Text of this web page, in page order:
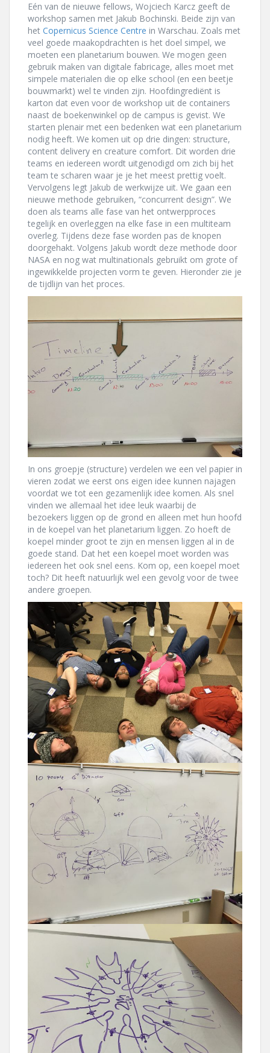
Eén van de nieuwe fellows, Wojciech Karcz geeft de
workshop samen met Jakub Bochinski. Beide zijn van
het Copernicus Science Centre in Warschau. Zoals met
veel goede maakopdrachten is het doel simpel, we
moeten een planetarium bouwen. We mogen geen
gebruik maken van digitale fabricage, alles moet met
simpele materialen die op elke school (en een beetje
bouwmarkt) wel te vinden zijn. Hoofdingrediënt is
karton dat even voor de workshop uit de containers
naast de boekenwinkel op de campus is gevist. We
starten plenair met een bedenken wat een planetarium
nodig heeft. We komen uit op drie dingen: structure,
content delivery en creature comfort. Dit worden drie
teams en iedereen wordt uitgenodigd om zich bij het
team te scharen waar je je het meest prettig voelt.
Vervolgens legt Jakub de werkwijze uit. We gaan een
nieuwe methode gebruiken, “concurrent design”. We
doen als teams alle fase van het ontwerpproces
tegelijk en overleggen na elke fase in een multiteam
overleg. Tijdens deze fase worden pas de knopen
doorgehakt. Volgens Jakub wordt deze methode door
NASA en nog wat multinationals gebruikt om grote of
ingewikkelde projecten vorm te geven. Hieronder zie je
de tijdlijn van het proces.
In ons groepje (structure) verdelen we een vel papier in
vieren zodat we eerst ons eigen idee kunnen najagen
voordat we tot een gezamenlijk idee komen. Als snel
vinden we allemaal het idee leuk waarbij de
bezoekers liggen op de grond en alleen met hun hoofd
in de koepel van het planetarium liggen. Zo hoeft de
koepel minder groot te zijn en mensen liggen al in de
goede stand. Dat het een koepel moet worden was
iedereen het ook snel eens. Kom op, een koepel moet
toch? Dit heeft natuurlijk wel een gevolg voor de twee
andere groepen.